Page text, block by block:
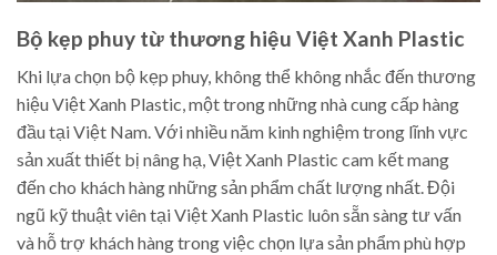
Bộ kẹp phuy từ thương hiệu Việt Xanh Plastic
Khi lựa chọn bộ kẹp phuy, không thể không nhắc đến thương
hiệu Việt Xanh Plastic, một trong những nhà cung cấp hàng
đầu tại Việt Nam. Với nhiều năm kinh nghiệm trong lĩnh vực
sản xuất thiết bị nâng hạ, Việt Xanh Plastic cam kết mang
đến cho khách hàng những sản phẩm chất lượng nhất. Đội
ngũ kỹ thuật viên tại Việt Xanh Plastic luôn sẵn sàng tư vấn
và hỗ trợ khách hàng trong việc chọn lựa sản phẩm phù hợp